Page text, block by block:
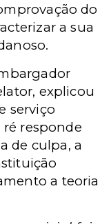
do
a sua
explicou
serviço
responde
de culpa, a
a teoria